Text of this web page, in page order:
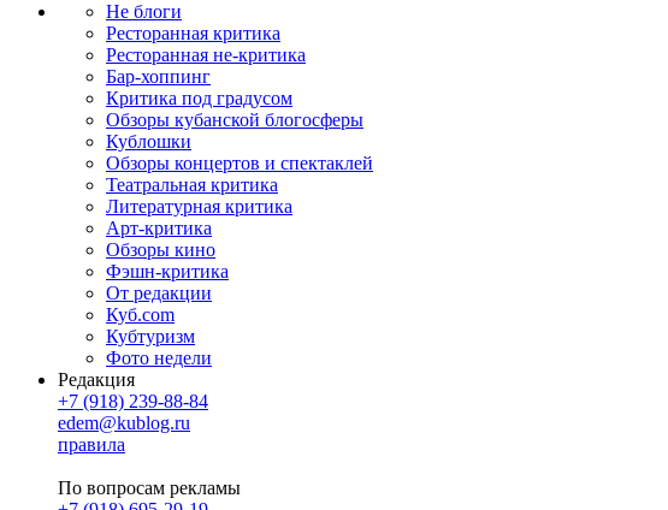
Не блоги
Ресторанная критика
Ресторанная не-критика
Бар-хоппинг
Критика под градусом
Обзоры кубанской блогосферы
Кублошки
Обзоры концертов и спектаклей
Театральная критика
Литературная критика
Арт-критика
Обзоры кино
Фэшн-критика
От редакции
Куб.com
Кубтуризм
Фото недели
Редакция
+7 (918) 239-88-84
edem@kublog.ru
правила
По вопросам рекламы